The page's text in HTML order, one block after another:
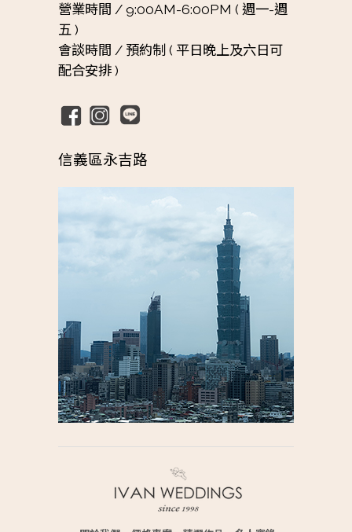
營業時間 / 9:00AM-6:00PM ( 週一-週
五 )
會談時間 / 預約制 ( 平日晚上及六日可
配合安排 )
信義區永吉路